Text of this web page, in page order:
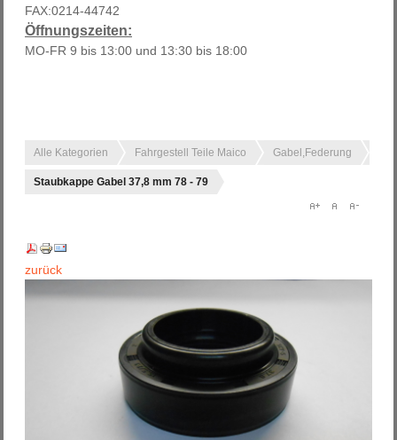
FAX:0214-44742
Öffnungszeiten:
MO-FR 9 bis 13:00 und 13:30 bis 18:00
Alle Kategorien Fahrgestell Teile Maico Gabel,Federung
Staubkappe Gabel 37,8 mm 78 - 79
zurück